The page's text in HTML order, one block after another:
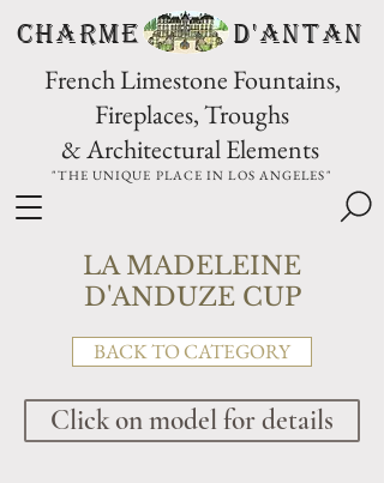
CHARME D'Antan
French Limestone Fountains,
Fireplaces, Troughs
& Architectural Elements
"THE UNIQUE PLACE IN LOS ANGELES"
LA MADELEINE
D'ANDUZE CUP
BACK TO CATEGORY
Click on model for details